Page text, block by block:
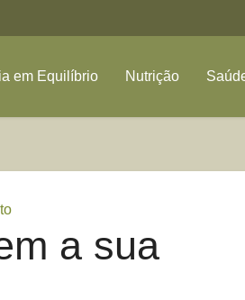
em Equilíbrio Nutrição
a sua